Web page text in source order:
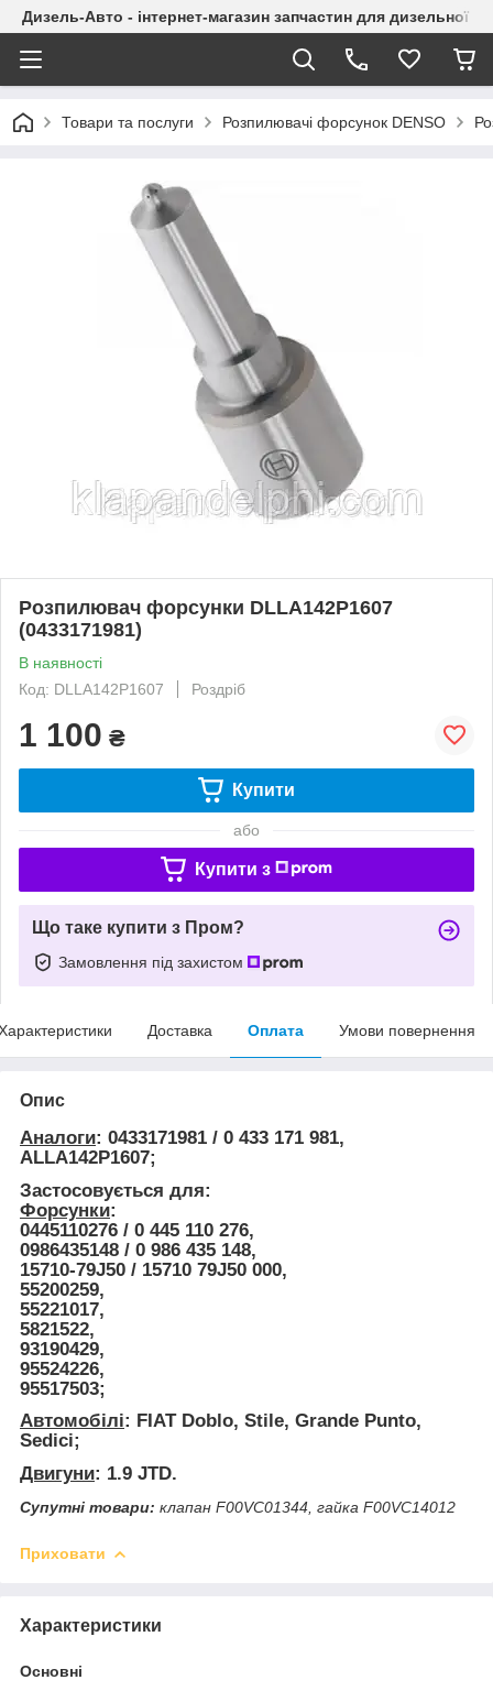
Дизель-Авто - інтернет-магазин запчастин для дизельної
Товари та послуги Розпилювачі форсунок DENSO
Розпилювач форсунки DLLA142P1607
(0433171981)
В наявності
Код: DLLA142P1607
Роздріб
1 100 ₴
Купити
або
Купити з
Що таке купити з Пром?
Замовлення під захистом
Доставка Оплата Умови повернення
Опис
Аналоги: 0433171981 / 0 433 171 981,
ALLA142P1607;
Застосовується для:
Форсунки:
0445110276 / 0 445 110 276,
0986435148 / 0 986 435 148,
15710-79J50 / 15710 79J50 000,
55200259,
55221017,
5821522,
93190429,
95524226,
95517503;
Автомобілі: FIAT Doblo, Stile, Grande Punto,
Sedici;
Двигуни: 1.9 JTD.
Супутні товари: клапан F00VC01344, гайка F00VC14012
Приховати
Характеристики
Основні